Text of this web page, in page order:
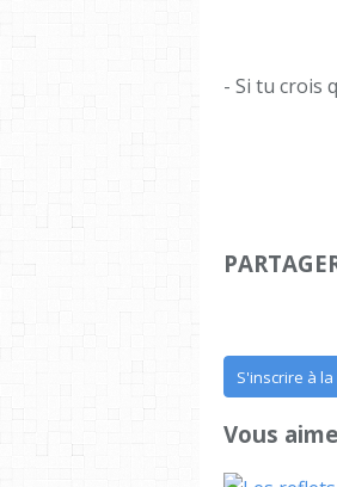
- Si tu crois
S'inscrire à
Vous